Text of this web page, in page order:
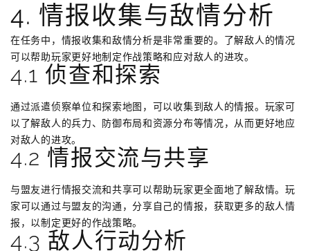
4. 情报收集与敌情分析
在任务中，情报收集和敌情分析是非常重要的。了解敌人的情况
可以帮助玩家更好地制定作战策略和应对敌人的进攻。
4.1 侦查和探索
通过派遣侦察单位和探索地图，可以收集到敌人的情报。玩家可
以了解敌人的兵力、防御布局和资源分布等情况，从而更好地应
对敌人的进攻。
4.2 情报交流与共享
与盟友进行情报交流和共享可以帮助玩家更全面地了解敌情。玩
家可以通过与盟友的沟通，分享自己的情报，获取更多的敌人情
报，以制定更好的作战策略。
4.3 敌人行动分析